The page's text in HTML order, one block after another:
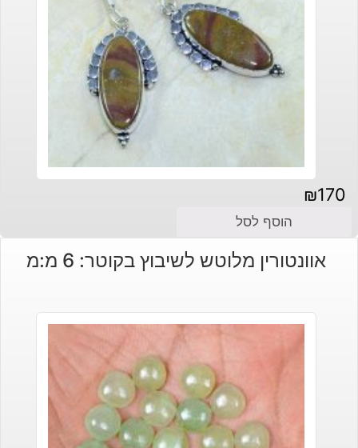
₪170
הוסף לסל
אוונטורין מלוטש לשיבוץ בקוטר: 6 מ:מ